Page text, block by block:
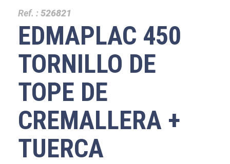
Ref. :526821
EDMAPLAC 450
TORNILLO DE
TOPE DE
CREMALLERA +
TUERCA